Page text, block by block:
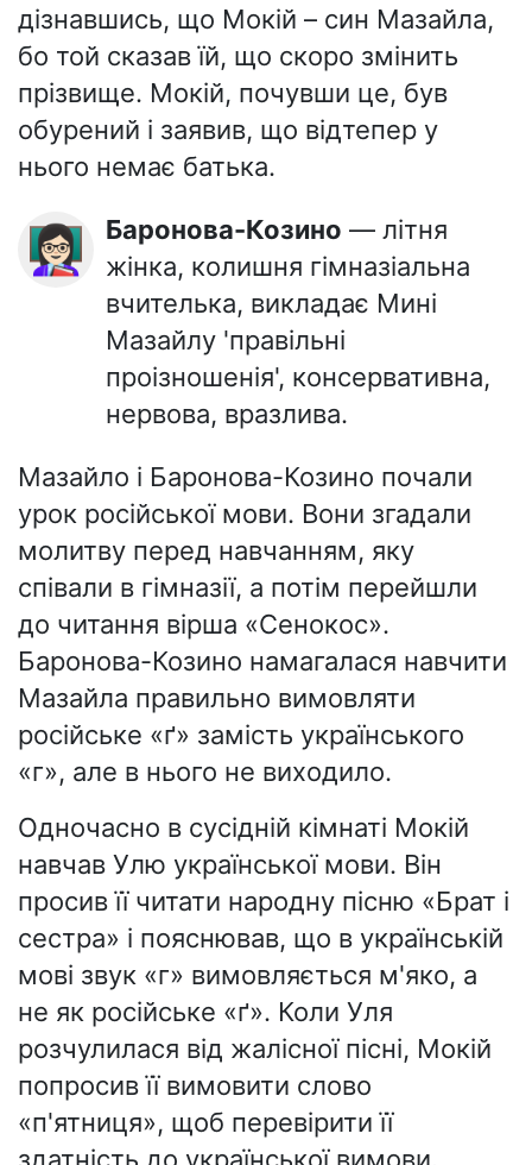
дізнавшись, що Мокій – син Мазайла,
бо той сказав їй, що скоро змінить
прізвище. Мокій, почувши це, був
обурений і заявив, що відтепер у
нього немає батька.
👩🏻‍🏫 Баронова-Козино — літня
жінка, колишня гімназіальна
вчителька, викладає Мині
Мазайлу 'правільні
проізношенія', консервативна,
нервова, вразлива.
Мазайло і Баронова-Козино почали
урок російської мови. Вони згадали
молитву перед навчанням, яку
співали в гімназії, а потім перейшли
до читання вірша «Сенокос».
Баронова-Козино намагалася навчити
Мазайла правильно вимовляти
російське «ґ» замість українського
«г», але в нього не виходило.
Одночасно в сусідній кімнаті Мокій
навчав Улю української мови. Він
просив її читати народну пісню «Брат і
сестра» і пояснював, що в українській
мові звук «г» вимовляється м'яко, а
не як російське «ґ». Коли Уля
розчулилася від жалісної пісні, Мокій
попросив її вимовити слово
«п'ятниця», щоб перевірити її